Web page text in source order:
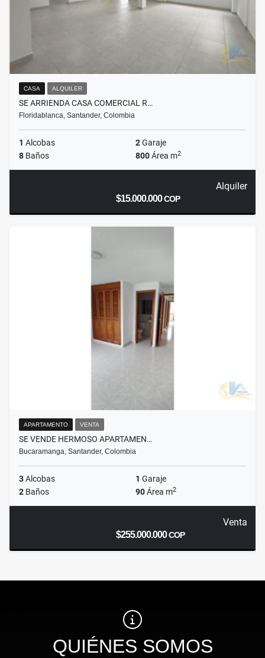
CASA ALQUILER
SE ARRIENDA CASA COMERCIAL R…
Floridablanca, Santander, Colombia
1 Alcobas 2Garaje
8 Baños 800Área m2
Alquiler
$15.000.000COP
APARTAMENTO VENTA
SE VENDE HERMOSO APARTAMEN…
Bucaramanga, Santander, Colombia
3Alcobas 1 Garaje
2 Baños 90Área m2
Venta
$255.000.000COP
QUIÉNES SOMOS